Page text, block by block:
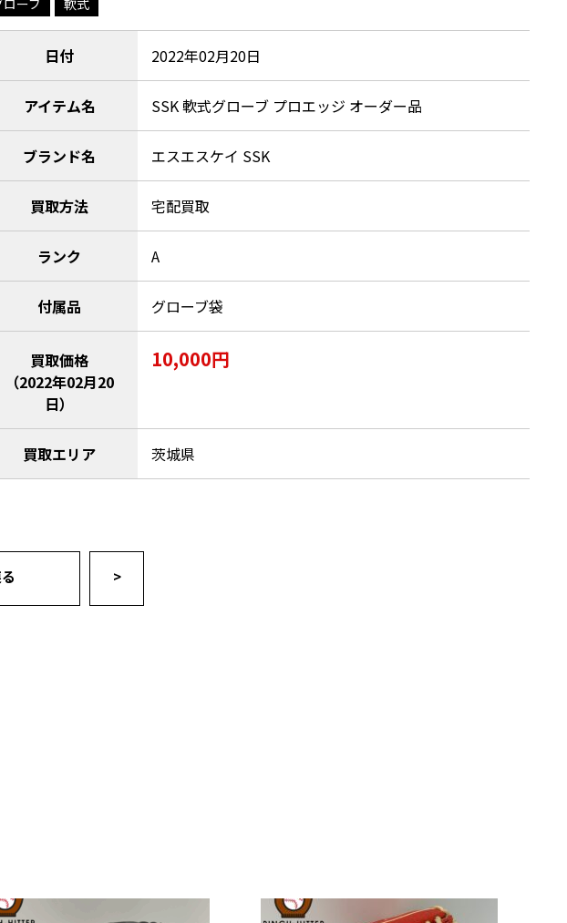
ローブ 軟式
日付 2022年02月20日
アイテム名 SSK 軟式グローブ プロエッジ オーダー品
ブランド名 エスエスケイ SSK
買取方法 宅配買取
ランク A
付属品 グローブ袋
買取価格
（2022年02月20
日）
10,000円
買取エリア 茨城県
>